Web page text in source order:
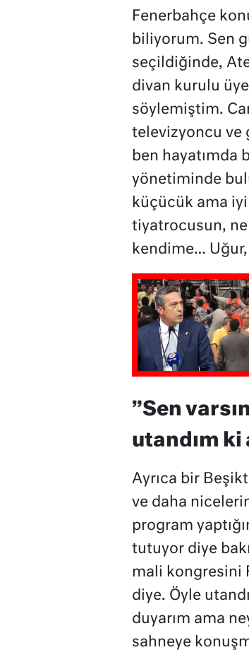
Fenerbahçe
biliyorum. Sen
seçildiğinde,
divan kurulu
söylemiştim.
televizyoncu ve
ben hayatımda
yönetiminde
küçücük ama
tiyatrocusun,
kendime…
”Sen
utandım
Ayrıca bir
ve daha
program
tutuyor diye
mali kongresini
diye. Öyle
duyarım ama
sahneye